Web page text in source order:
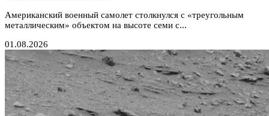
Американский военный самолет столкнулся с «треугольным
металлическим» объектом на высоте семи с...
01.08.2026